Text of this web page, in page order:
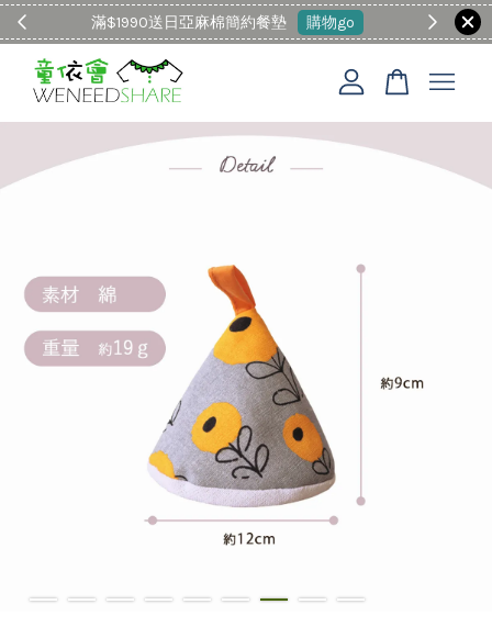
滿$1990送日亞麻棉簡約餐墊 購物go 童裝
您的購物車目前還是空的。
繼續購物